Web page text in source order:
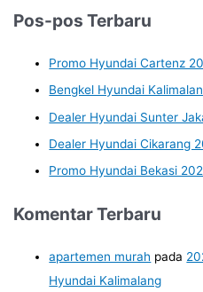
Pos-pos Terbaru
Promo Hyundai Cartenz
Bengkel Hyundai
Dealer Hyundai Sunter
Dealer Hyundai Cikarang
Promo Hyundai Bekasi
Komentar Terbaru
apartemen murah pada
Hyundai Kalimalang